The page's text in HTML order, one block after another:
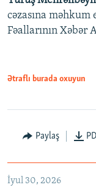
cəzasına
Fəallarının Xəbər
Ətraflı burada oxuyun
Paylaş
İyul 30, 2026